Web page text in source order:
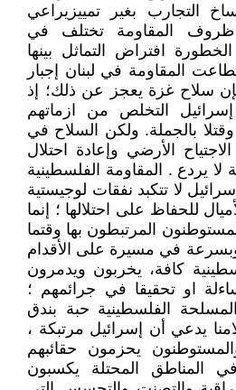
التجارب بغير تمييزيراعي
ظروف المقاومة تختلف في
افتراض التماثل بينها
المقاومة في لبنان إجبار
سلاح غزة يعجز عن ذلك؛ إذ
التخلص من ازماتهم
بالجملة. ولكن السلاح في
الأرضي وإعادة احتلال
لا يردع . المقاومة الفلسطينية
لا تتكبد نفقات لوجيستية
للحفاظ على احتلالها ؛ إنما
المرتبطون بها وقتما
في مسيرة على الأقدام
كافة، يخربون ويدمرون
او تحقيقا في جرائمهم ؛
الفلسطينية حبة بندق
يدعي أن إسرائيل مرتبكة ،
يحزمون حقائبهم
المناطق المحتلة يكسبون